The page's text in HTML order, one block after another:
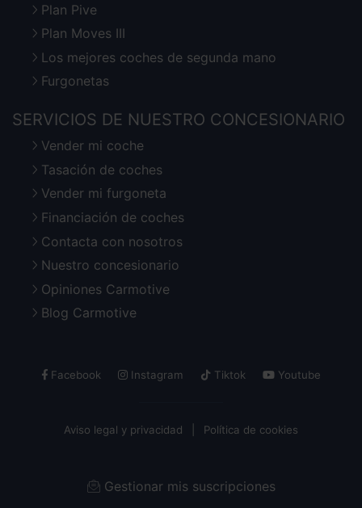
Plan Pive
Plan Moves III
Los mejores coches de segunda mano
Furgonetas
SERVICIOS DE NUESTRO CONCESIONARIO
Vender mi coche
Tasación de coches
Vender mi furgoneta
Financiación de coches
Contacta con nosotros
Nuestro concesionario
Opiniones Carmotive
Blog Carmotive
Facebook Instagram Tiktok Youtube
Aviso legal y privacidad Política de cookies
Gestionar mis suscripciones